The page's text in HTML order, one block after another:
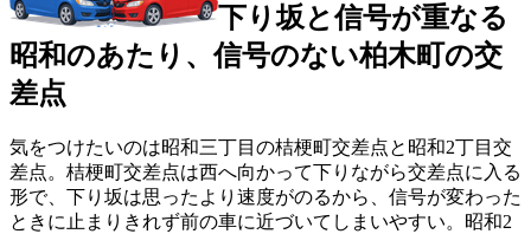
下り坂と信号が重なる
昭和のあたり、信号のない柏木町の交
差点
気をつけたいのは昭和三丁目の桔梗町交差点と昭和2丁目交
差点。桔梗町交差点は西へ向かって下りながら交差点に入る
形で、下り坂は思ったより速度がのるから、信号が変わった
ときに止まりきれず前の車に近づいてしまいやすい。昭和2